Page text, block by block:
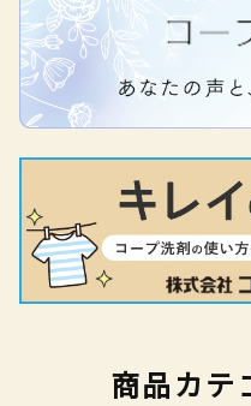
商品カテ